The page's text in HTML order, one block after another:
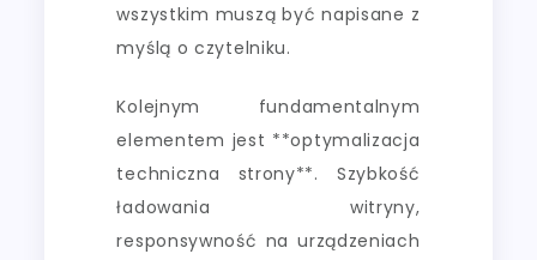
wszystkim muszą być napisane z
myślą o czytelniku.
Kolejnym fundamentalnym
elementem jest **optymalizacja
techniczna strony**. Szybkość
ładowania witryny,
responsywność na urządzeniach